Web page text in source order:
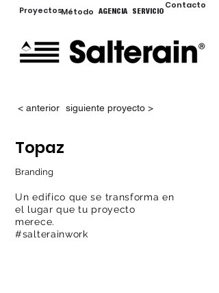
ProyectosMétodo AGENCIA SERVICIO
Contacto
< anterior siguiente proyecto >
Topaz
Branding
Un edifico que se transforma en
el lugar que tu proyecto
merece.
#salterainwork